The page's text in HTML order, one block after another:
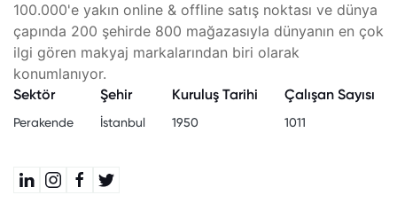
100.000'e yakın online & offline satış noktası ve dünya
çapında 200 şehirde 800 mağazasıyla dünyanın en çok
ilgi gören makyaj markalarından biri olarak
konumlanıyor.
Sektör
Perakende
Şehir
İstanbul
Kuruluş Tarihi
1950
Çalışan Sayısı
1011